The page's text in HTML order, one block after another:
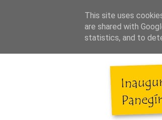
This site uses
are shared with
statistics, and to